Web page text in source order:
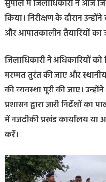
सुपौल में जिलाधिकारी ने आज
किया। निरीक्षण के दौरान
और आपातकालीन तैयारियों का
जिलाधिकारी ने अधिकारियों
मरम्मत तुरंत की जाए और
की व्यवस्था पूरी की जाए।
प्रशासन द्वारा जारी निर्देशों
में नजदीकी प्रखंड कार्यालय या
करें।